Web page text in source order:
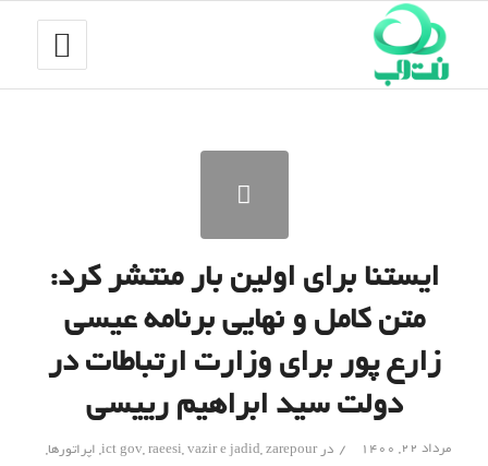
ایستنا برای اولین بار منتشر کرد:
متن کامل و نهایی برنامه عیسی
زارع پور برای وزارت ارتباطات در
دولت سید ابراهیم رییسی
مرداد ۲۲, ۱۴۰۰ / در ict gov,raeesi,vazir e jadid,zarepour
, اپراتورها,